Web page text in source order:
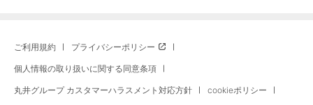
ご利用規約 プライバシーポリシー
個人情報の取り扱いに関する同意条項
丸井グループ カスタマーハラスメント対応方針 cookieポリシー